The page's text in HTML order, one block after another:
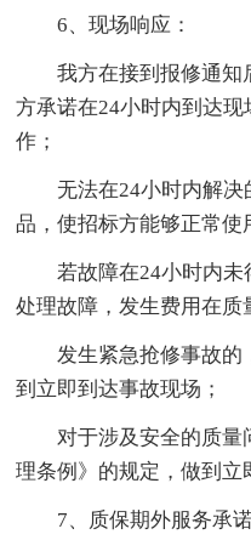
6、现场响应：
我方在接到报修通知
方承诺在24小时内到达
作；
无法在24小时内解决
品，使招标方能够正常使
若故障在24小时内未
处理故障，发生费用在质
发生紧急抢修事故的
到立即到达事故现场；
对于涉及安全的质量
理条例》的规定，做到立
7、质保期外服务承诺